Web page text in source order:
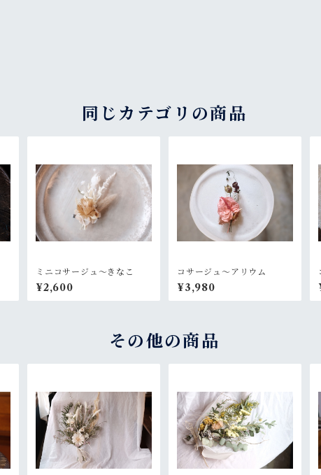
同じカテゴリの商品
ミニコサージュ〜きなこ
¥2,600
コサージュ〜アリウム
¥3,980
その他の商品